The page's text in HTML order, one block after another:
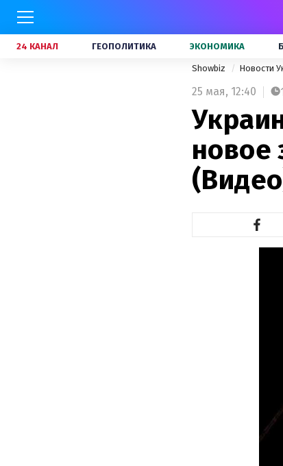
24 КАНАЛ ГЕОПОЛИТИКА ЭКОНОМИКА
Showbiz Новости
25 мая, 12:40
новое